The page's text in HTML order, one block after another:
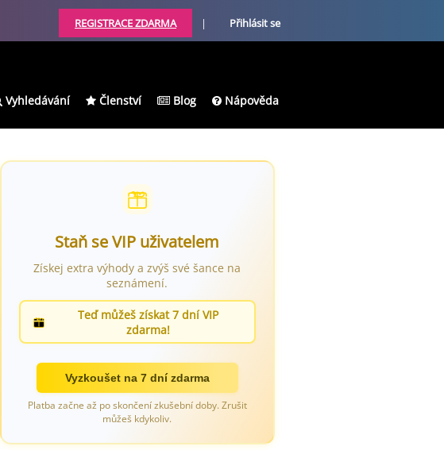
REGISTRACE ZDARMA | Přihlásit se
Vyhledávání Členství Blog Nápověda
Staň se VIP uživatelem
Získej extra výhody a zvýš své šance na
seznámení.
Teď můžeš získat 7 dní VIP
zdarma!
Vyzkoušet na 7 dní zdarma
Platba začne až po skončení zkušební doby. Zrušit
můžeš kdykoliv.